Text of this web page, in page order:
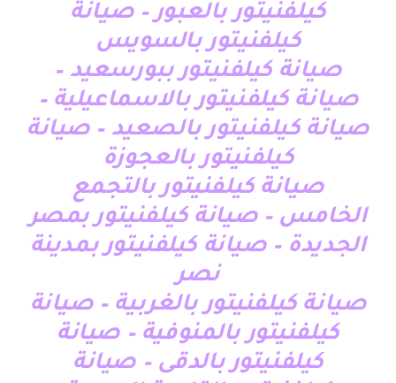
كيلفنيتور بالعبور – صيانة
كيلفنيتور بالسويس
صيانة كيلفنيتور ببورسعيد –
صيانة كيلفنيتور بالاسماعيلية –
صيانة كيلفنيتور بالصعيد – صيانة
كيلفنيتور بالعجوزة
صيانة كيلفنيتور بالتجمع
الخامس – صيانة كيلفنيتور بمصر
الجديدة – صيانة كيلفنيتور بمدينة
نصر
صيانة كيلفنيتور بالغربية – صيانة
كيلفنيتور بالمنوفية – صيانة
كيلفنيتور بالدقى – صيانة